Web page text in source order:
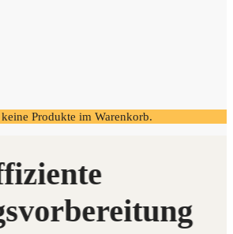
Produkte im Warenkorb.